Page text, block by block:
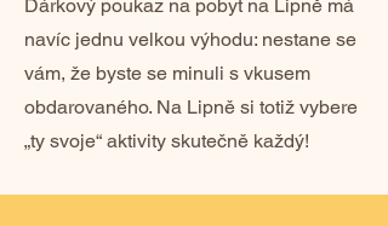
Dárkový poukaz na pobyt na Lipně má
navíc jednu velkou výhodu: nestane se
vám, že byste se minuli s vkusem
obdarovaného. Na Lipně si totiž vybere
„ty svoje“ aktivity skutečně každý!